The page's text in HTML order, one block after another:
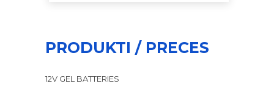
PRODUKTI / PRECES
12V GEL BATTERIES